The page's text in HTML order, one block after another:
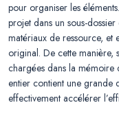
pour organiser les
projet dans un sous-
matériaux de ressource, et
original. De cette manière,
chargées dans la mémoire
entier contient une grande
effectivement accélérer